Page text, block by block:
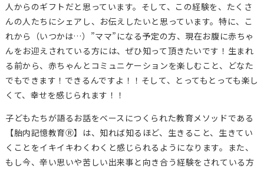
人からのギフトだと思っています。そして、この経験を、たくさ
んの人たちにシェアし、お伝えしたいと思っています。特に、こ
れから（いつかは…）”ママ”になる予定の方、現在お腹に赤ちゃ
んをお迎えされている方には、ぜひ知って頂きたいです！生まれ
る前から、赤ちゃんとコミュニケーションを楽しむこと、どなた
でもできます！できるんですよ！！そして、とってもとっても楽し
くて、幸せを感じられます！！
子どもたちが語るお話をベースにつくられた教育メソッドである
【胎内記憶教育Ⓡ】は、知れば知るほど、生きること、生きてい
くことをイキイキわくわくと感じられるようになります。また、
もし今、辛い思いや苦しい出来事と向き合う経験をされている方